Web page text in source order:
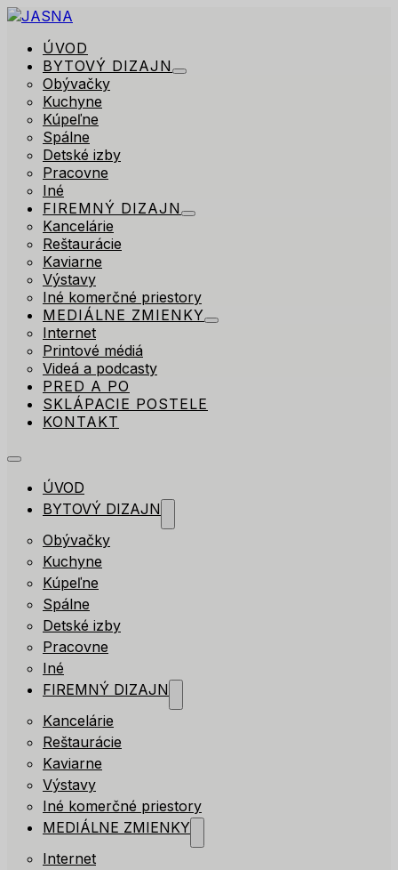
ÚVOD
BYTOVÝ DIZAJN
Obývačky
Kuchyne
Kúpeľne
Spálne
Detské izby
Pracovne
Iné
FIREMNÝ DIZAJN
Kancelárie
Reštaurácie
Kaviarne
Výstavy
Iné komerčné priestory
MEDIÁLNE ZMIENKY
Internet
Printové médiá
Videá a podcasty
PRED A PO
SKLÁPACIE POSTELE
KONTAKT
ÚVOD
BYTOVÝ DIZAJN
Obývačky
Kuchyne
Kúpeľne
Spálne
Detské izby
Pracovne
Iné
FIREMNÝ DIZAJN
Kancelárie
Reštaurácie
Kaviarne
Výstavy
Iné komerčné priestory
MEDIÁLNE ZMIENKY
Internet